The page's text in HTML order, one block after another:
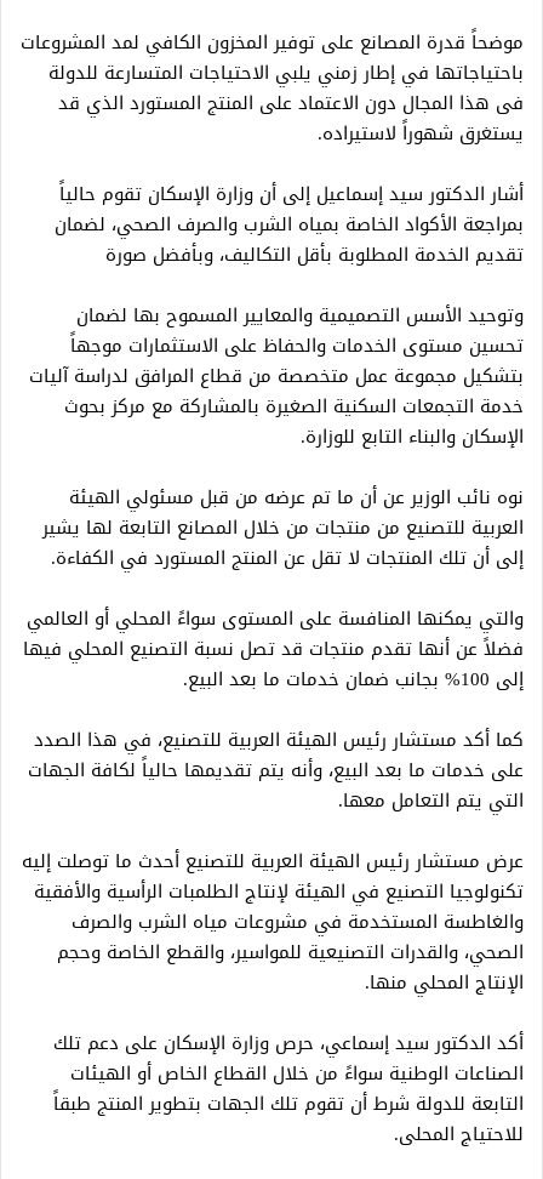
موضحاً قدرة المصانع على توفير المخزون الكافي لمد المشروعات
باحتياجاتها في إطار زمني يلبي الاحتياجات المتسارعة للدولة
فى هذا المجال دون الاعتماد على المنتج المستورد الذي قد
يستغرق شهوراً لاستيراده.
أشار الدكتور سيد إسماعيل إلى أن وزارة الإسكان تقوم حالياً
بمراجعة الأكواد الخاصة بمياه الشرب والصرف الصحي، لضمان
تقديم الخدمة المطلوبة بأقل التكاليف، وبأفضل صورة
وتوحيد الأسس التصميمية والمعايير المسموح بها لضمان
تحسين مستوى الخدمات والحفاظ على الاستثمارات موجهاً
بتشكيل مجموعة عمل متخصصة من قطاع المرافق لدراسة آليات
خدمة التجمعات السكنية الصغيرة بالمشاركة مع مركز بحوث
الإسكان والبناء التابع للوزارة.
نوه نائب الوزير عن أن ما تم عرضه من قبل مسئولي الهيئة
العربية للتصنيع من منتجات من خلال المصانع التابعة لها يشير
إلى أن تلك المنتجات لا تقل عن المنتج المستورد في الكفاءة.
والتي يمكنها المنافسة على المستوى سواءً المحلي أو العالمي
فضلاً عن أنها تقدم منتجات قد تصل نسبة التصنيع المحلي فيها
إلى 100% بجانب ضمان خدمات ما بعد البيع.
كما أكد مستشار رئيس الهيئة العربية للتصنيع، في هذا الصدد
على خدمات ما بعد البيع، وأنه يتم تقديمها حالياً لكافة الجهات
التي يتم التعامل معها.
عرض مستشار رئيس الهيئة العربية للتصنيع أحدث ما توصلت إليه
تكنولوجيا التصنيع في الهيئة لإنتاج الطلمبات الرأسية والأفقية
والغاطسة المستخدمة في مشروعات مياه الشرب والصرف
الصحي، والقدرات التصنيعية للمواسير، والقطع الخاصة وحجم
الإنتاج المحلي منها.
أكد الدكتور سيد إسماعي، حرص وزارة الإسكان على دعم تلك
الصناعات الوطنية سواءً من خلال القطاع الخاص أو الهيئات
التابعة للدولة شرط أن تقوم تلك الجهات بتطوير المنتج طبقاً
للاحتياج المحلى.